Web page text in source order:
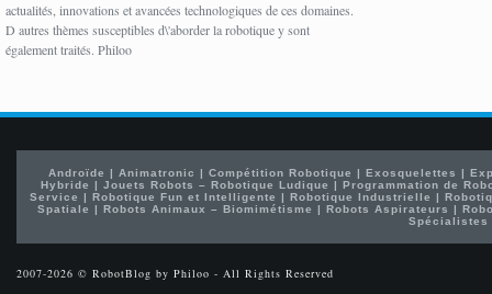
actualités, innovations et avancées technologiques de ces domaines.
D autres thèmes susceptibles d\'aborder la robotique y sont
également traités. Philoo
Androïde | Animatronic | Compétition Robotique | Exosquelettes |
Hybride |Jouets Robots – Robotique Ludique |Programmation de
Service | Robotique Fun et Intelligente | Robotique Industrielle |
Spatiale | Robots Animaux – Biomimétisme | Robots Aspirateurs |
Spécialistes
2007-2026 © RobotBlog by Philoo - All Rights Reserved